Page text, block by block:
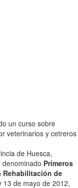
un curso sobre
veterinarios y cetreros
de Huesca,
Primeros
Rehabilitación de
13 de mayo de 2012,